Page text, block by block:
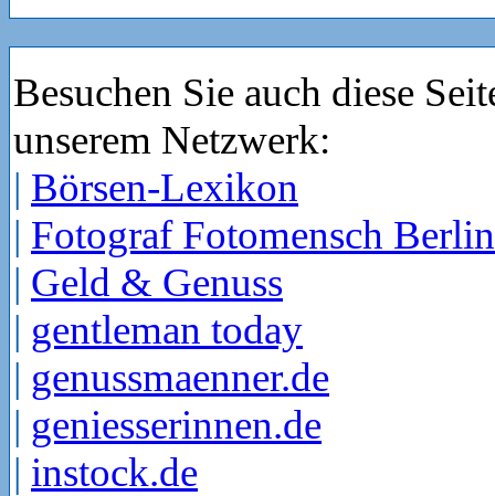
Besuchen Sie auch diese
unserem Netzwerk:
| Börsen-Lexikon
| Fotograf Fotomensch Berlin
| Geld & Genuss
| gentleman today
| genussmaenner.de
| geniesserinnen.de
| instock.de